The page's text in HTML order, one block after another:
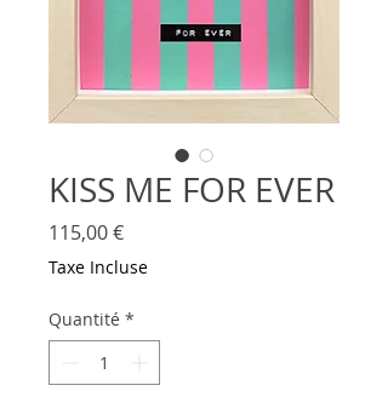
KISS ME FOR EVER
115,00 €Prix
Taxe Incluse
Quantité *